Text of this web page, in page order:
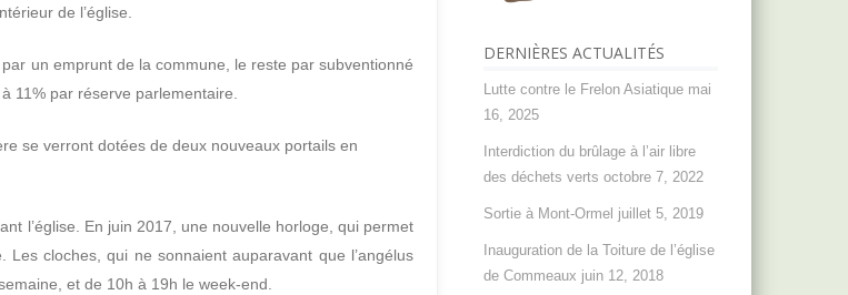
de l’église.
un emprunt de la commune, le reste par subventionné
11% par réserve parlementaire.
se verront dotées de deux nouveaux portails en
l’église. En juin 2017, une nouvelle horloge, qui permet
cloches, qui ne sonnaient auparavant que l’angélus
et de 10h à 19h le week-end.
DERNIÈRES ACTUALITÉS
Lutte contre le Frelon Asiatique mai
16, 2025
Interdiction du brûlage à l’air libre
des déchets verts octobre 7, 2022
Sortie à Mont-Ormel juillet 5, 2019
Inauguration de la Toiture de l’église
de Commeaux juin 12, 2018